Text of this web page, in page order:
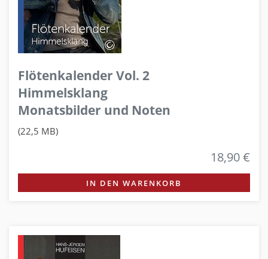
Flötenkalender Vol. 2
Himmelsklang
Monatsbilder und Noten
(22,5 MB)
18,90 €
IN DEN WARENKORB